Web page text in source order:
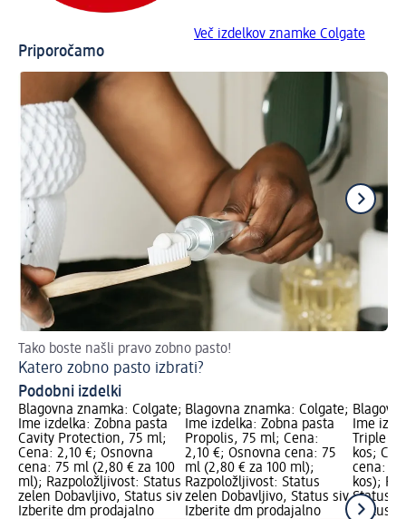
Več izdelkov znamke Colgate
Priporočamo
Tako boste našli pravo zobno pasto!
Katero zobno pasto izbrati?
Podobni izdelki
Blagovna znamka: Colgate;
Ime izdelka: Zobna pasta
Cavity Protection, 75 ml;
Cena: 2,10 €; Osnovna
cena: 75 ml (2,80 € za 100
ml); Razpoložljivost: Status
zelen Dobavljivo, Status siv
Izberite dm prodajalno
Blagovna znamka: Colgate;
Ime izdelka: Zobna pasta
Propolis, 75 ml; Cena:
2,10 €; Osnovna cena: 75
ml (2,80 € za 100 ml);
Razpoložljivost: Status
zelen Dobavljivo, Status siv
Izberite dm prodajalno
Ime
Triple
kos;
cena: 2
kos);
Status
Status